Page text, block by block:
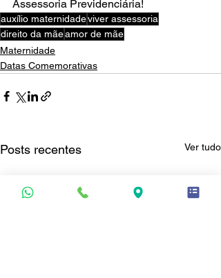
Assessoria Previdenciária!
auxílio maternidadeviver assessoria
direito da mãeamor de mãe
Maternidade
Datas Comemorativas
Posts recentes Ver tudo